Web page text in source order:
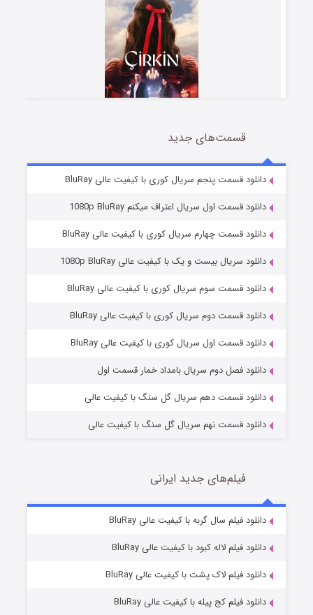
سریال زشت
قسمت2 (زیرنویس) منتشر شد
مردگان متحرک: شهر مرده ۳
قسمت2 (زیرنویس) منتشر شد
قسمت7 (زیرنویس) منتشر شد
قسمت‌های جدید
دانلود قسمت پنجم سریال کوری با کیفیت عالی BluRay
دانلود قسمت اول سریال اعتراف میکنم 1080p BluRay
دانلود قسمت چهارم سریال کوری با کیفیت عالی BluRay
دانلود سریال بیست و یک با کیفیت عالی 1080p BluRay
دانلود قسمت سوم سریال کوری با کیفیت عالی BluRay
دانلود قسمت دوم سریال کوری با کیفیت عالی BluRay
دانلود قسمت اول سریال کوری با کیفیت عالی BluRay
دانلود فصل دوم سریال بامداد خمار قسمت اول
دانلود قسمت دهم سریال گل سنگ با کیفیت عالی
دانلود قسمت نهم سریال گل سنگ با کیفیت عالی
فیلم‌های جدید ایرانی
دانلود فیلم سال گربه با کیفیت عالی BluRay
دانلود فیلم لاله کبود با کیفیت عالی BluRay
دانلود فیلم لاک پشت با کیفیت عالی BluRay
دانلود فیلم کج‌ پیله با کیفیت عالی BluRay